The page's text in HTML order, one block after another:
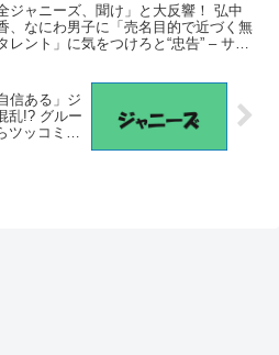
全ジャニーズ、聞け」と大反響！ 弘中
、なにわ男子に「売名目的で近づく無
レント」に気をつけろと“忠告” – サイ
信ある」ジ
乱!? グルー
ツッコミ –